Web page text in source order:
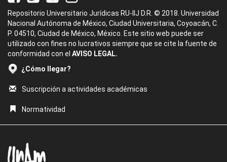
Repositorio Universitario Jurídicas RU-IIJ D.R. © 2018. Universidad
Nacional Autónoma de México, Ciudad Universitaria, Coyoacán, C.
P. 04510, Ciudad de México, México. Este sitio web puede ser
utilizado con fines no lucrativos siempre que se cite la fuente de
conformidad con el AVISO LEGAL.
¿Cómo llegar?
Suscripción a actividades académicas
Normatividad